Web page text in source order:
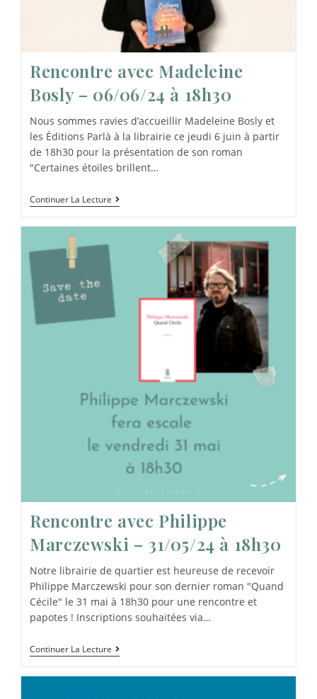
Rencontre avec Madeleine
Bosly – 06/06/24 à 18h30
Nous sommes ravies d’accueillir Madeleine Bosly et
les Éditions Parlà à la librairie ce jeudi 6 juin à partir
de 18h30 pour la présentation de son roman
"Certaines étoiles brillent…
Continuer La Lecture
Rencontre avec Philippe
Marczewski – 31/05/24 à 18h30
Notre librairie de quartier est heureuse de recevoir
Philippe Marczewski pour son dernier roman "Quand
Cécile" le 31 mai à 18h30 pour une rencontre et
papotes ! Inscriptions souhaitées via…
Continuer La Lecture